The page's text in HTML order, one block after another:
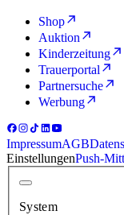
Shop
Auktion
Kinderzeitung
Trauerportal
Partnersuche
Werbung
ImpressumAGB
EinstellungenPush-
System